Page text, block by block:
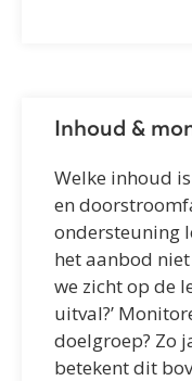
Inhoud &
Welke inhoud
en
ondersteuning
het aanbod
we zicht op de
uitval?’
doelgroep? Zo
betekent dit